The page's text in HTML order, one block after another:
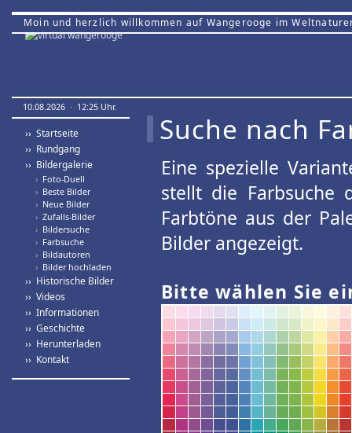
Moin und herzlich willkommen auf Wangerooge im
10.08.2026 · 12:25 Uhr.
›› Startseite
›› Rundgang
›› Bildergalerie
› Foto-Duell
› Beste Bilder
› Neue Bilder
› Zufalls-Bilder
› Bildersuche
› Farbsuche
› Bildautoren
› Bilder hochladen
›› Historische Bilder
›› Videos
›› Informationen
›› Geschichte
›› Herunterladen
›› Kontakt
Suche nach
Eine spezielle
stellt die Farbsuche
Farbtöne aus der
Bilder angezeigt.
Bitte wählen Sie